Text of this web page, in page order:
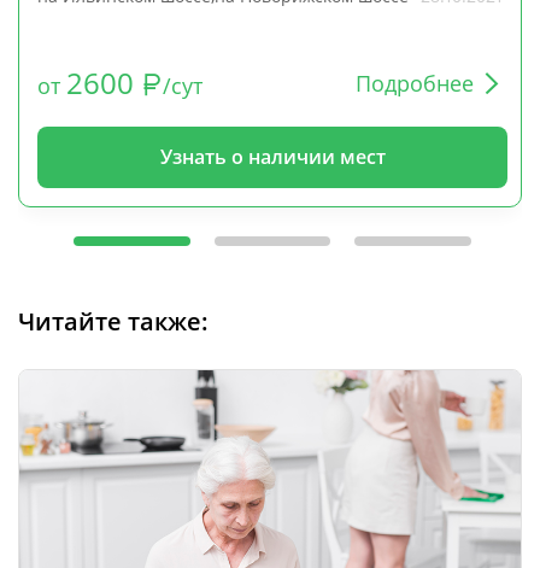
от 2600 /сут Подробнее
Узнать о наличии мест
Читайте также: